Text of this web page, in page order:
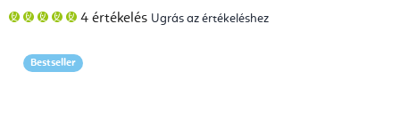
A
termék
5-
ből
4 értékelés Ugrás az értékeléshez
Bestseller